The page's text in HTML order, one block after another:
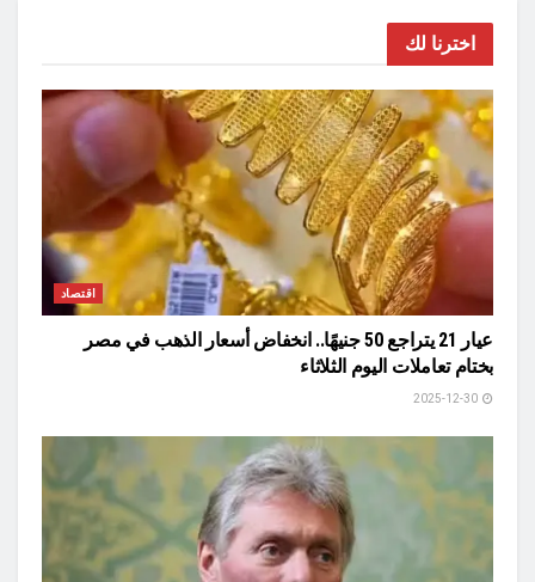
اخترنا لك
اقتصاد
عيار 21 يتراجع 50 جنيهًا.. انخفاض أسعار الذهب في مصر
بختام تعاملات اليوم الثلاثاء